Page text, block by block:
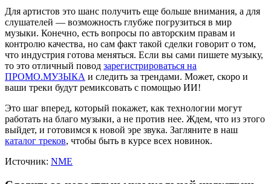
Для артистов это шанс получить еще больше внимания, а для
слушателей — возможность глубже погрузиться в мир
музыки. Конечно, есть вопросы по авторским правам и
контролю качества, но сам факт такой сделки говорит о том,
что индустрия готова меняться. Если вы сами пишете музыку,
то это отличный повод зарегистрироваться на
ПРОМО.МУЗЫКА и следить за трендами. Может, скоро и
ваши треки будут ремиксовать с помощью ИИ!
Это шаг вперед, который покажет, как технологии могут
работать на благо музыки, а не против нее. Ждем, что из этого
выйдет, и готовимся к новой эре звука. Загляните в наш
каталог треков, чтобы быть в курсе всех новинок.
Источник: NME